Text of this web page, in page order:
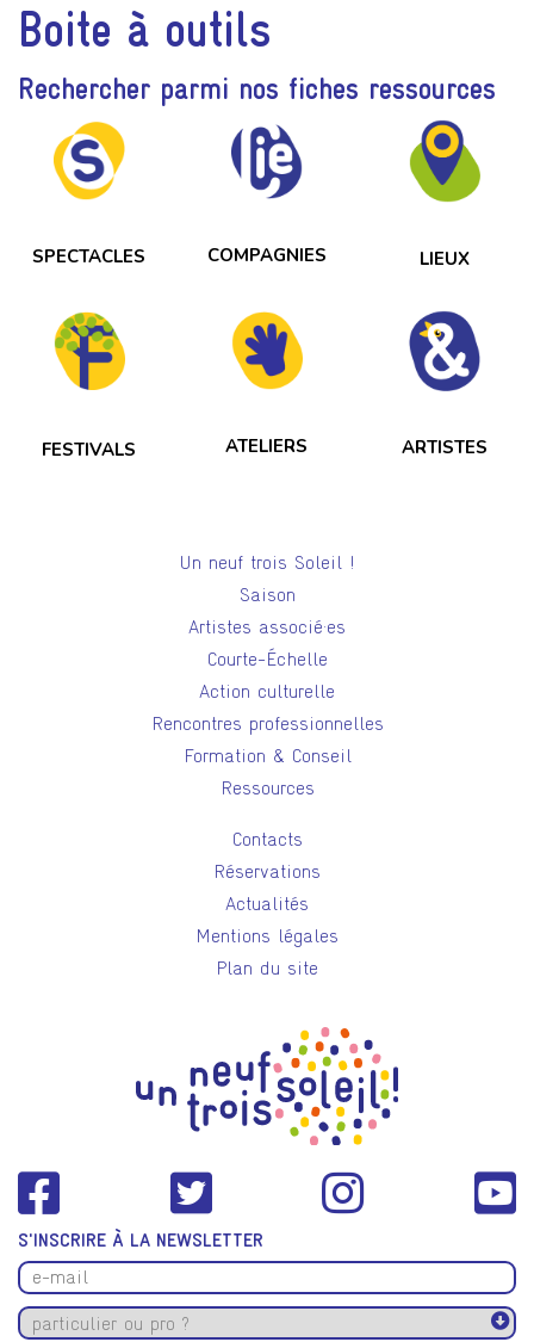
Boite à outils
Rechercher parmi nos fiches ressources
SPECTACLES COMPAGNIES LIEUX
FESTIVALS ATELIERS ARTISTES
Un neuf trois Soleil !
Saison
Artistes associé·es
Courte-Échelle
Action culturelle
Rencontres professionnelles
Formation & Conseil
Ressources
Contacts
Réservations
Actualités
Mentions légales
Plan du site
S'INSCRIRE À LA NEWSLETTER